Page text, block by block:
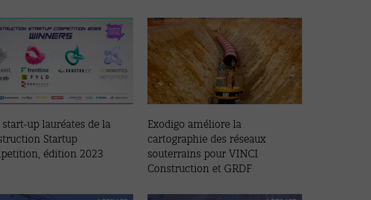
up lauréates de la
Startup
édition 2023
Exodigo améliore la
cartographie des réseaux
souterrains pour VINCI
Construction et GRDF